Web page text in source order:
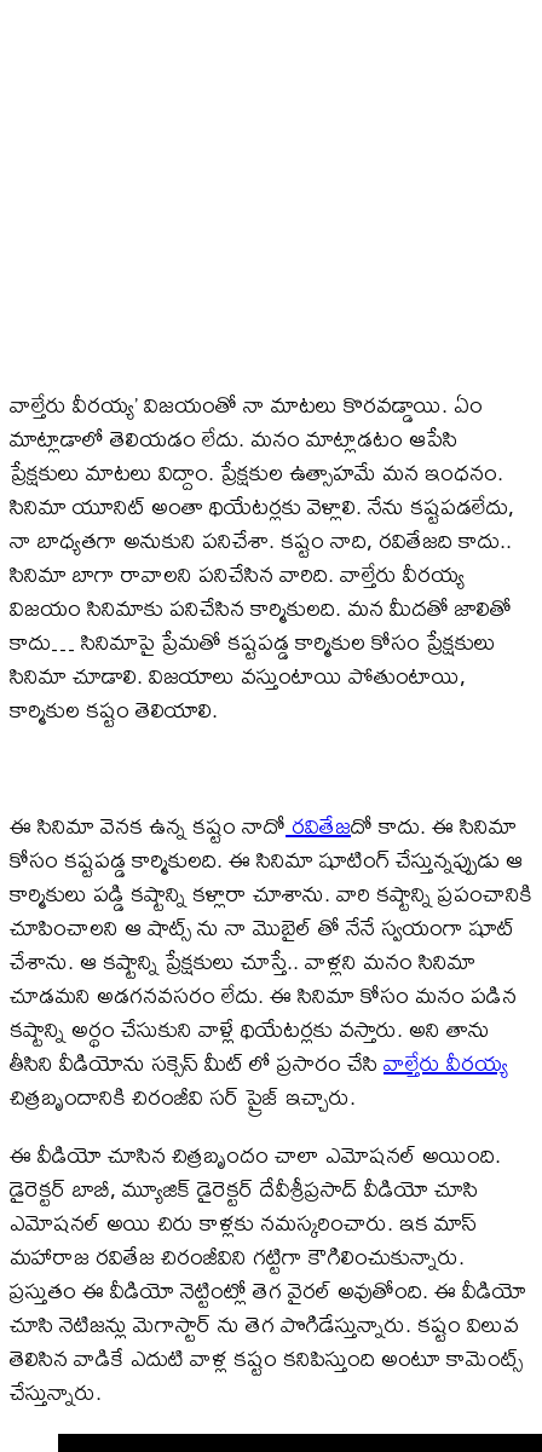
వాల్తేరు వీరయ్య’ విజయంతో నా మాటలు కొరవడ్డాయి. ఏం
మాట్లాడాలో తెలియడం లేదు. మనం మాట్లాడటం ఆపేసి
ప్రేక్షకులు మాటలు విద్దాం. ప్రేక్షకుల ఉత్సాహమే మన ఇంధనం.
సినిమా యూనిట్ అంతా థియేటర్లకు వెళ్లాలి. నేను కష్టపడలేదు,
నా బాధ్యతగా అనుకుని పనిచేశా. కష్టం నాది, రవితేజది కాదు..
సినిమా బాగా రావాలని పనిచేసిన వారిది. వాల్తేరు వీరయ్య
విజయం సినిమాకు పనిచేసిన కార్మికులది. మన మీదతో జాలితో
కాదు… సినిమాపై ప్రేమతో కష్టపడ్డ కార్మికుల కోసం ప్రేక్షకులు
సినిమా చూడాలి. విజయాలు వస్తుంటాయి పోతుంటాయి,
కార్మికుల కష్టం తెలియాలి.
ఈ సినిమా వెనక ఉన్న కష్టం నాదోరవితేజదో కాదు. ఈ సినిమా
కోసం కష్టపడ్డ కార్మికులది. ఈ సినిమా షూటింగ్ చేస్తున్నప్పుడు ఆ
కార్మికులు పడ్డి కష్టాన్ని కళ్లారా చూశాను. వారి కష్టాన్ని ప్రపంచానికి
చూపించాలని ఆ షాట్స్ ను నా మొబైల్ తో నేనే స్వయంగా షూట్
చేశాను. ఆ కష్టాన్ని ప్రేక్షకులు చూస్తే.. వాళ్లని మనం సినిమా
చూడమని అడగనవసరం లేదు. ఈ సినిమా కోసం మనం పడిన
కష్టాన్ని అర్థం చేసుకుని వాళ్లే థియేటర్లకు వస్తారు. అని తాను
తీసిని వీడియోను సక్సెస్ మీట్ లో ప్రసారం చేసివాల్తేరు వీరయ్య
చిత్రబృందానికి చిరంజీవి సర్ ప్రైజ్ ఇచ్చారు.
ఈ వీడియో చూసిన చిత్రబృందం చాలా ఎమోషనల్ అయింది.
డైరెక్టర్ బాబీ, మ్యూజిక్ డైరెక్టర్ దేవీశ్రీప్రసాద్ వీడియో చూసి
ఎమోషనల్ అయి చిరు కాళ్లకు నమస్కరించారు. ఇక మాస్
మహారాజ రవితేజ చిరంజీవిని గట్టిగా కౌగిలించుకున్నారు.
ప్రస్తుతం ఈ వీడియో నెట్టింట్లో తెగ వైరల్ అవుతోంది. ఈ వీడియో
చూసి నెటిజన్లు మెగాస్టార్ ను తెగ పొగిడేస్తున్నారు. కష్టం విలువ
తెలిసిన వాడికే ఎదుటి వాళ్ల కష్టం కనిపిస్తుంది అంటూ కామెంట్స్
చేస్తున్నారు.